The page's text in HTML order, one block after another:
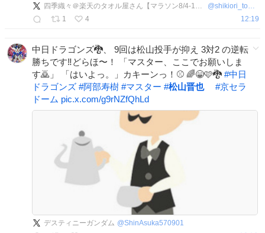
四季織々＠楽天のタオル屋さん【マラソン8/4-11】 @shikiori_towel
1
4 12:19
中日ドラゴンズ🐉、 9回は松山投手が抑え 3対2 の逆転
勝ちです‼️どらほ〜！ 「マスター、ここでお願いしま
す🙇」 「はいよっ。」カキーンっ！⚾️ 🌈😁🩷🐉 #中日
ドラゴンズ #阿部寿樹 #マスター #松山晋也 #京セラ
ドーム pic.x.com/g9rNZfQhLd
デスティニーガンダム @ShinAsuka570901